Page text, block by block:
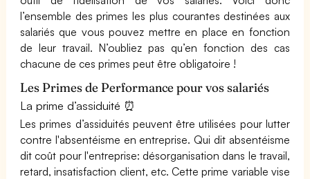
l’ensemble des primes les plus courantes destinées aux
salariés que vous pouvez mettre en place en fonction
de leur travail. N’oubliez pas qu’en fonction des cas
chacune de ces primes peut être obligatoire !
Les Primes de Performance pour vos salariés
La prime d’assiduité ⏰
Les primes d’assiduités peuvent être utilisées pour lutter
contre l'absentéisme en entreprise. Qui dit absentéisme
dit coût pour l'entreprise: désorganisation dans le travail,
retard, insatisfaction client, etc. Cette prime variable vise